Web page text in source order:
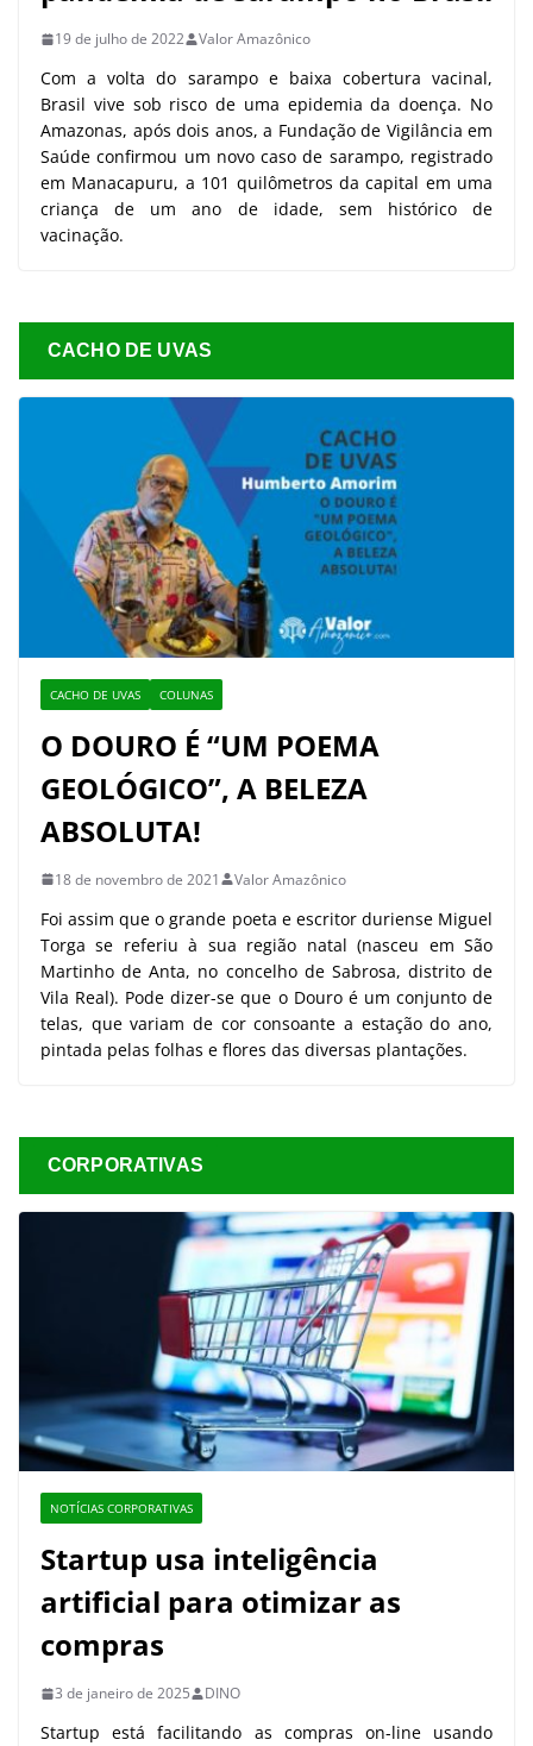
19 de julho de 2022 Valor Amazônico
Com a volta do sarampo e baixa cobertura vacinal,
Brasil vive sob risco de uma epidemia da doença. No
Amazonas, após dois anos, a Fundação de Vigilância em
Saúde confirmou um novo caso de sarampo, registrado
em Manacapuru, a 101 quilômetros da capital em uma
criança de um ano de idade, sem histórico de
vacinação.
CACHO DE UVAS
CACHO DE UVAS COLUNAS
O DOURO É “UM POEMA
GEOLÓGICO”, A BELEZA
ABSOLUTA!
18 de novembro de 2021 Valor Amazônico
Foi assim que o grande poeta e escritor duriense Miguel
Torga se referiu à sua região natal (nasceu em São
Martinho de Anta, no concelho de Sabrosa, distrito de
Vila Real). Pode dizer-se que o Douro é um conjunto de
telas, que variam de cor consoante a estação do ano,
pintada pelas folhas e flores das diversas plantações.
CORPORATIVAS
NOTÍCIAS CORPORATIVAS
Startup usa inteligência
artificial para otimizar as
compras
3 de janeiro de 2025 DINO
Startup está facilitando as compras on-line usando